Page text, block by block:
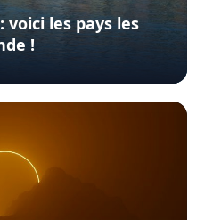
voici les pays les
!